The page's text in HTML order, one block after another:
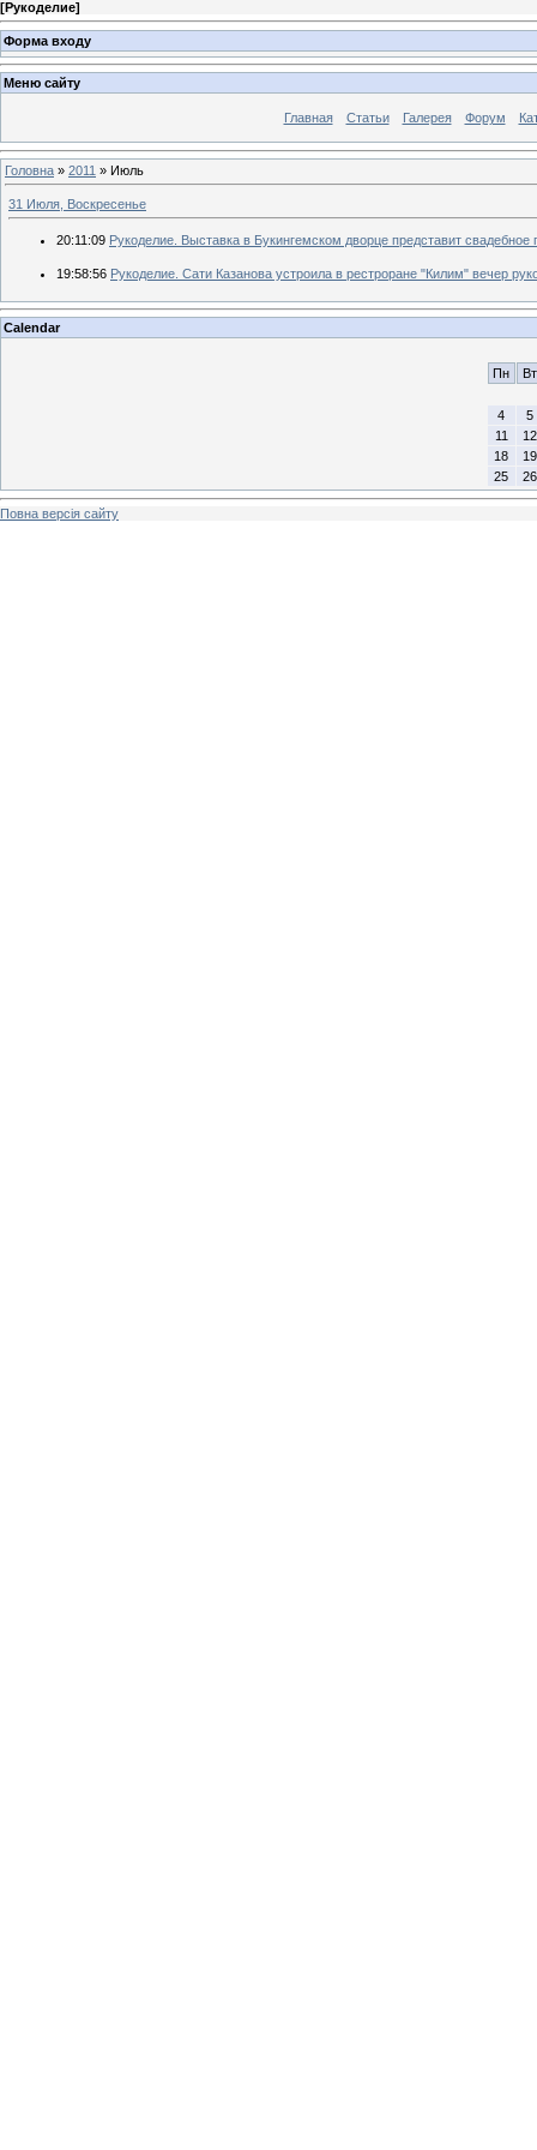
[Рукоделие]
Форма входу
Меню сайту
Главная Статьи Галерея Форум
Головна » 2011 » Июль
31 Июля, Воскресенье
20:11:09 Рукоделие. Выставка в Букингемском дворце представит свадебное
19:58:56 Рукоделие. Сати Казанова устроила в рестроране "Килим" вечер
Calendar
Пн Вт
4
5
11
12
18
19
25
26
Повна версія сайту